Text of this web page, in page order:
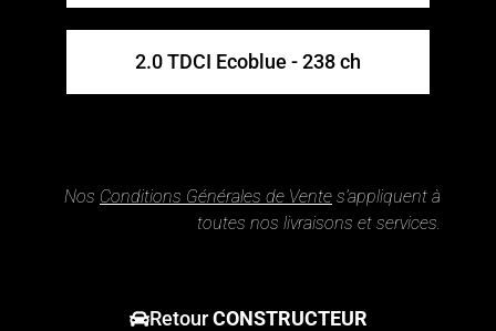
2.0 TDCI Ecoblue - 238 ch
Nos Conditions Générales de Vente s’appliquent à
toutes nos livraisons et services.
RetourCONSTRUCTEUR